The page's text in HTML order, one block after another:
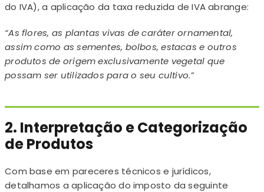
do IVA), a aplicação da taxa reduzida de IVA abrange:
“As flores, as plantas vivas de caráter ornamental,
assim como as sementes, bolbos, estacas e outros
produtos de origem exclusivamente vegetal que
possam ser utilizados para o seu cultivo.”
2. Interpretação e Categorização
de Produtos
Com base em pareceres técnicos e jurídicos,
detalhamos a aplicação do imposto da seguinte